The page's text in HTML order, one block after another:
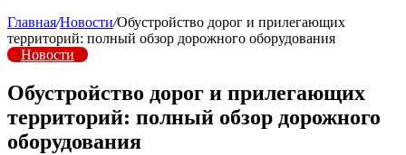
Главная/Новости/Обустройство дорог и прилегающих
территорий: полный обзор дорожного оборудования
Новости
Обустройство дорог и прилегающих
территорий: полный обзор дорожного
оборудования